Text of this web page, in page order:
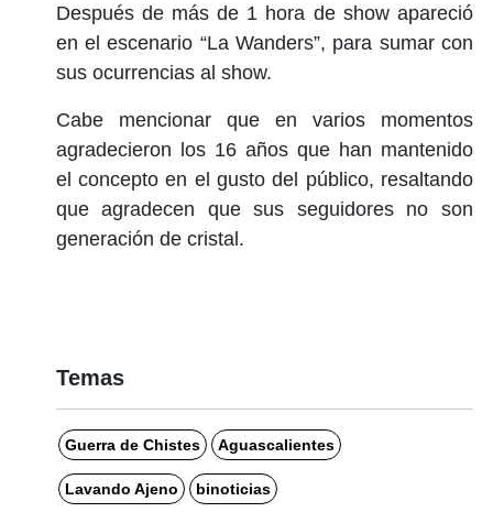
Después de más de 1 hora de show apareció
en el escenario “La Wanders”, para sumar con
sus ocurrencias al show.
Cabe mencionar que en varios momentos
agradecieron los 16 años que han mantenido
el concepto en el gusto del público, resaltando
que agradecen que sus seguidores no son
generación de cristal.
Temas
Guerra de Chistes Aguascalientes
Lavando Ajeno binoticias